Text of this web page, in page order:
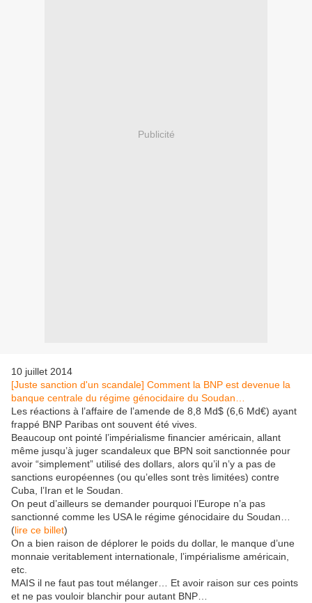
Publicité
10 juillet 2014
[Juste sanction d'un scandale] Comment la BNP est devenue la
banque centrale du régime génocidaire du Soudan…
Les réactions à l’affaire de l’amende de 8,8 Md$ (6,6 Md€) ayant
frappé BNP Paribas ont souvent été vives.
Beaucoup ont pointé l’impérialisme financier américain, allant
même jusqu’à juger scandaleux que BPN soit sanctionnée pour
avoir “simplement” utilisé des dollars, alors qu’il n’y a pas de
sanctions européennes (ou qu’elles sont très limitées) contre
Cuba, l’Iran et le Soudan.
On peut d’ailleurs se demander pourquoi l’Europe n’a pas
sanctionné comme les USA le régime génocidaire du Soudan…
(lire ce billet)
On a bien raison de déplorer le poids du dollar, le manque d’une
monnaie veritablement internationale, l’impérialisme américain,
etc.
MAIS il ne faut pas tout mélanger… Et avoir raison sur ces points
et ne pas vouloir blanchir pour autant BNP…